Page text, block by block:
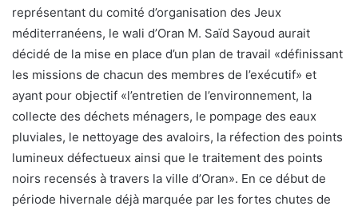
représentant du comité d’organisation des Jeux
méditerranéens, le wali d’Oran M. Saïd Sayoud aurait
décidé de la mise en place d’un plan de travail «définissant
les missions de chacun des membres de l’exécutif» et
ayant pour objectif «l’entretien de l’environnement, la
collecte des déchets ménagers, le pompage des eaux
pluviales, le nettoyage des avaloirs, la réfection des points
lumineux défectueux ainsi que le traitement des points
noirs recensés à travers la ville d’Oran». En ce début de
période hivernale déjà marquée par les fortes chutes de